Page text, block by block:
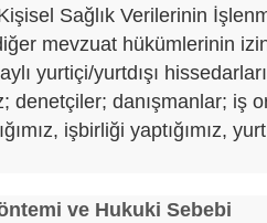
Sağlık Verilerinin
mevzuat hükümlerinin
yurtiçi/yurtdışı
denetçiler; danışmanlar; iş
işbirliği yaptığımız,
ve Hukuki Sebebi